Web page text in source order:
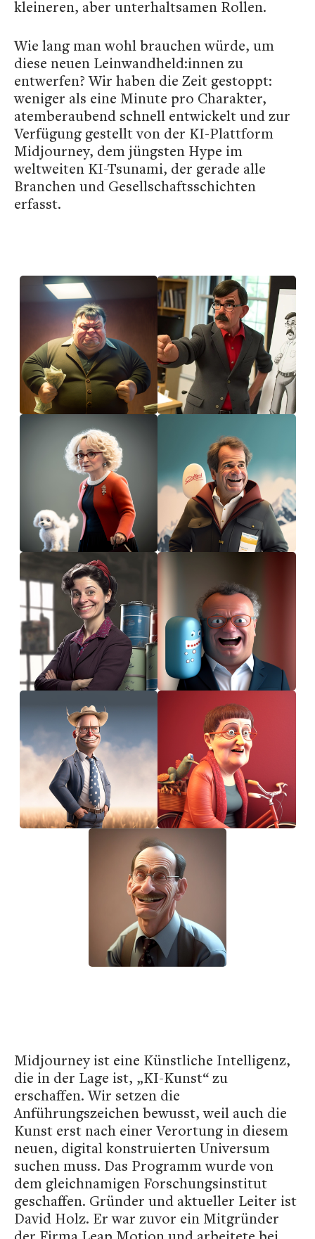
kleineren, aber unterhaltsamen Rollen.
Wie lang man wohl brauchen würde, um
diese neuen Leinwandheld:innen zu
entwerfen? Wir haben die Zeit gestoppt:
weniger als eine Minute pro Charakter,
atemberaubend schnell entwickelt und zur
Verfügung gestellt von der KI-Plattform
Midjourney, dem jüngsten Hype im
weltweiten KI-Tsunami, der gerade alle
Branchen und Gesellschaftsschichten
erfasst.
Midjourney ist eine Künstliche Intelligenz,
die in der Lage ist, „KI-Kunst“ zu
erschaffen. Wir setzen die
Anführungszeichen bewusst, weil auch die
Kunst erst nach einer Verortung in diesem
neuen, digital konstruierten Universum
suchen muss. Das Programm wurde von
dem gleichnamigen Forschungsinstitut
geschaffen. Gründer und aktueller Leiter ist
David Holz. Er war zuvor ein Mitgründer